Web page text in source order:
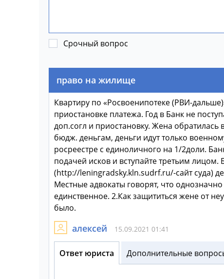
Срочный вопрос
право на жилище
Квартиру по «Росвоенипотеке (РВИ-
приостановке платежа. Год в Банк не
доп.согл и приостановку. Жена
бюдж. деньгам, деньги идут только
росреестре с единоличного на 1/2доли.
подачей исков и вступайте третьим
(http://leningradsky.kln.sudrf.ru/-сайт суда)
Местные адвокаты говорят, что
единственное. 2.Как защититься жене от
было.
алексей 15.09.2021 01:41
Ответ юриста Дополнительные